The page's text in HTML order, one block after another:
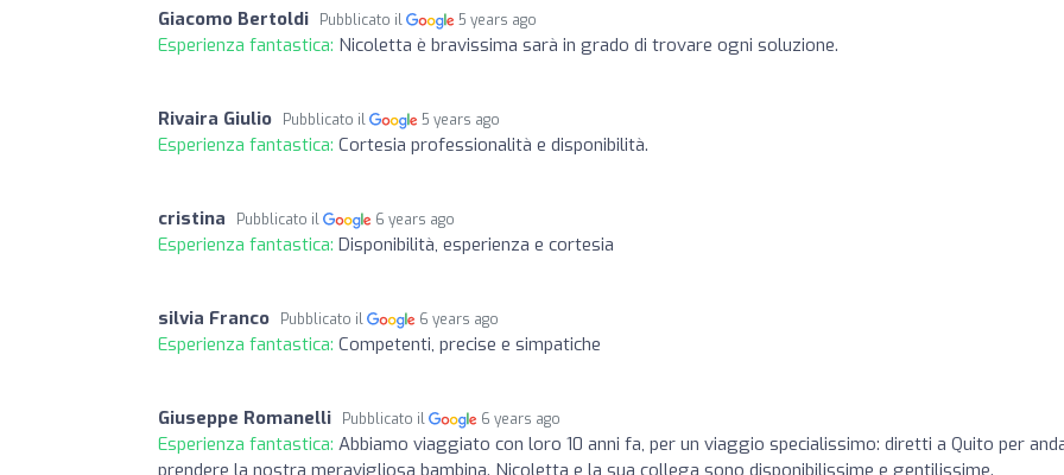
Giacomo Bertoldi Pubblicato il 5 years ago
Esperienza fantastica: Nicoletta è bravissima sarà in grado di trovare ogni soluzione.
Rivaira Giulio Pubblicato il 5 years ago
Esperienza fantastica: Cortesia professionalità e disponibilità.
cristina Pubblicato il 6 years ago
Esperienza fantastica: Disponibilità, esperienza e cortesia
silvia Franco Pubblicato il 6 years ago
Esperienza fantastica: Competenti, precise e simpatiche
Giuseppe Romanelli Pubblicato il 6 years ago
Esperienza fantastica: Abbiamo viaggiato con loro 10 anni fa, per un viaggio specialissimo: diretti a Quito per
prendere la nostra meravigliosa bambina. Nicoletta e la sua collega sono disponibilissime e gentilissime.